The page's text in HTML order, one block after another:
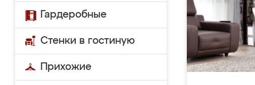
Гардеробные
Стенки в гостиную
Прихожие